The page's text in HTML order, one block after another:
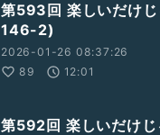
第593回 楽しいだけ
146-2)
2026-01-26 08:37:26
89
12:01
第592回 楽しいだけ